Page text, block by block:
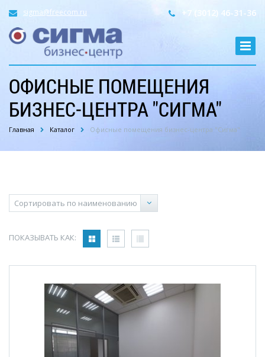
+7 (3012) 46-31-36
sigma@freecom.ru
ОФИСНЫЕ ПОМЕЩЕНИЯ
БИЗНЕС-ЦЕНТРА "СИГМА"
Главная Каталог Офисные помещения бизнес-центра "Сигма"
ПОКАЗЫВАТЬ КАК: